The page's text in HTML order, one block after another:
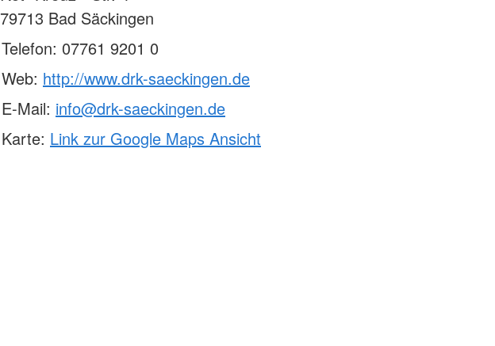
79713 Bad Säckingen
Telefon: 07761 9201 0
Web: http://www.drk-saeckingen.de
E-Mail: info@drk-saeckingen.de
Karte: Link zur Google Maps Ansicht